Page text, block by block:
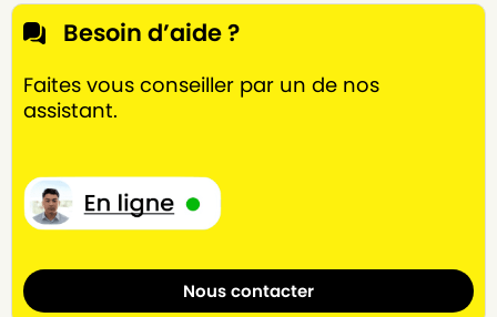
Besoin d’aide ?
Faites vous conseiller par un de nos
assistant.
Nous contacter